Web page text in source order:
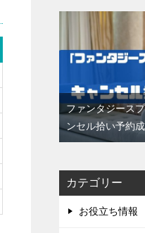
ファンタジース
ンセル拾い予約
カテゴリー
お役立ち情報